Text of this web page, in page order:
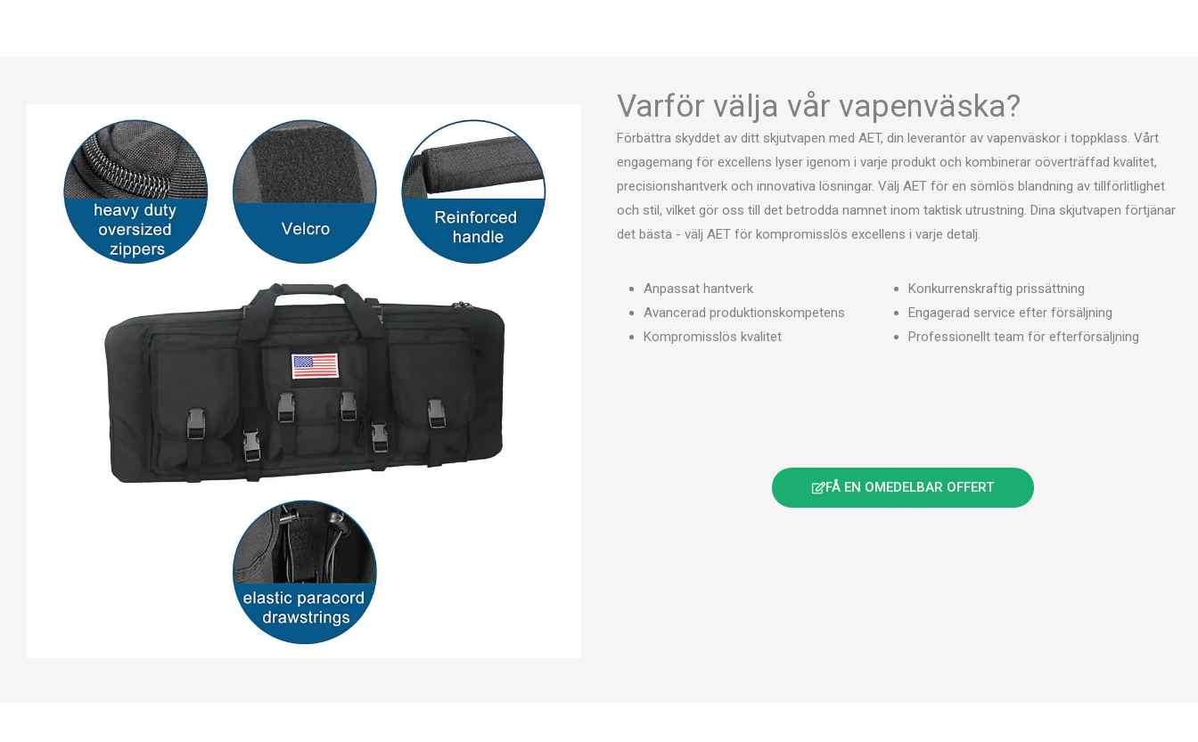
Varför välja vår vapenväska?
Förbättra skyddet av ditt skjutvapen med AET, din leverantör av vapenväskor i toppklass. Vårt
engagemang för excellens lyser igenom i varje produkt och kombinerar oöverträffad kvalitet,
precisionshantverk och innovativa lösningar. Välj AET för en sömlös blandning av tillförlitlighet
och stil, vilket gör oss till det betrodda namnet inom taktisk utrustning. Dina skjutvapen förtjänar
det bästa - välj AET för kompromisslös excellens i varje detalj.
Anpassat hantverk
Avancerad produktionskompetens
Kompromisslös kvalitet
Konkurrenskraftig prissättning
Engagerad service efter försäljning
Professionellt team för efterförsäljning
FÅ EN OMEDELBAR OFFERT